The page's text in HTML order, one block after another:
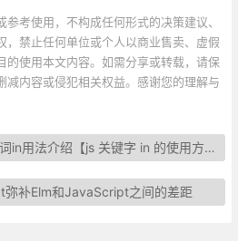
考使用，不构成任何形式的决策建议、
，禁止任何单位或个人以商业售卖、虚假
的使用本文内容。如需分享或转载，请保
减内容或侵犯相关权益。感谢您的理解与
用法介绍【js 关键字 in 的使用方法】
补Elm和JavaScript之间的差距